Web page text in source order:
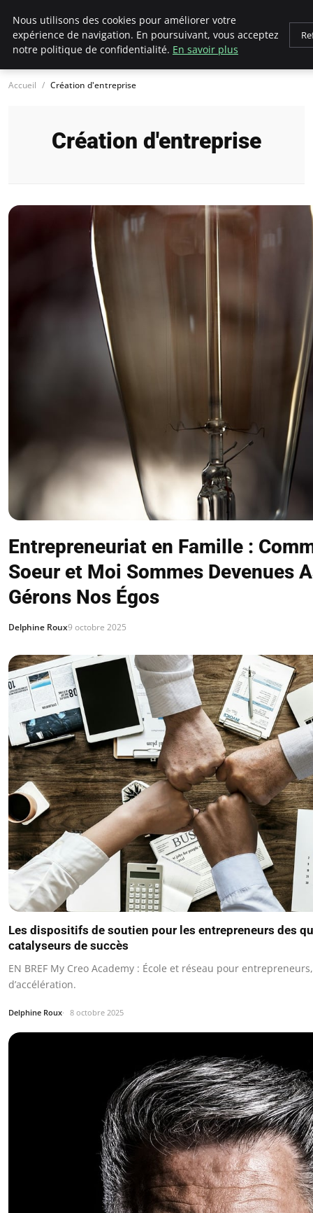
LECFCM
Accueil Création d'entreprise
Création d'entreprise
Entrepreneuriat en Famille :
Soeur et Moi Sommes Devenues
Gérons Nos Égos
Delphine Roux9 octobre 2025
Les dispositifs de soutien pour les entrepreneurs des
catalyseurs de succès
EN BREF My Creo Academy : École et réseau pour
d’accélération.
Delphine Roux 8 octobre 2025
Nous utilisons des cookies pour améliorer votre
expérience de navigation. En poursuivant, vous acceptez
notre politique de confidentialité. En savoir plus